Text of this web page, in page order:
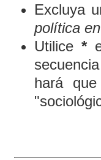
Excluya
política
Utilice *
hará